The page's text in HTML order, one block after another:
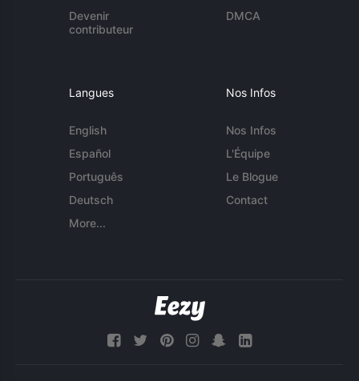
Devenir
contributeur
DMCA
Langues
English
Español
Português
Deutsch
More...
Nos Infos
Nos Infos
L'Équipe
Le Blogue
Contact